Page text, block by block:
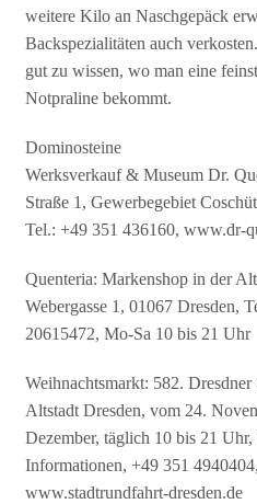
weitere Kilo an Naschgepäck
Backspezialitäten auch
gut zu wissen, wo man eine
Notpraline bekommt.
Dominosteine
Werksverkauf & Museum Dr.
Straße 1, Gewerbegebiet
Tel.: +49 351 436160, www.dr-
Quenteria: Markenshop in der
Webergasse 1, 01067 Dresden,
20615472, Mo-Sa 10 bis 21 Uhr
Weihnachtsmarkt: 582. Dresdner
Altstadt Dresden, vom 24.
Dezember, täglich 10 bis 21
Informationen, +49 351 4940404,
www.stadtrundfahrt-dresden.de